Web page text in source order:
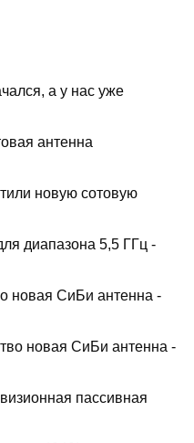
а у нас уже
антенна
новую сотовую
диапазона 5,5 ГГц -
новая СиБи антенна -
новая СиБи антенна -
пассивная